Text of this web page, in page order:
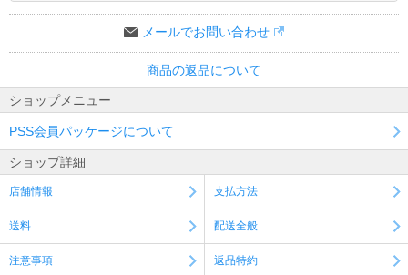
メールでお問い合わせ
商品の返品について
ショップメニュー
PSS会員パッケージについて
ショップ詳細
店舗情報 支払方法
送料 配送全般
注意事項 返品特約